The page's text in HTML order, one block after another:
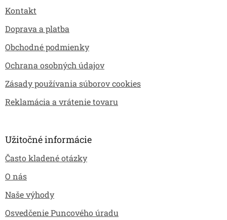
Kontakt
Doprava a platba
Obchodné podmienky
Ochrana osobných údajov
Zásady používania súborov cookies
Reklamácia a vrátenie tovaru
Užitočné informácie
Často kladené otázky
O nás
Naše výhody
Osvedčenie Puncového úradu